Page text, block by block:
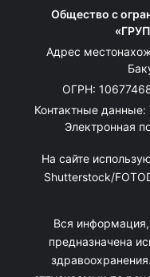
Общество с
Адрес
ОГРН:
Контактные данные:
Электронная
На сайте
Shutterstock/
Вся
предназначена